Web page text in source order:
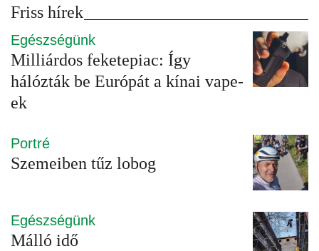
Friss hírek
Egészségünk
Milliárdos feketepiac: Így
hálózták be Európát a kínai vape-
ek
Portré
Szemeiben tűz lobog
Egészségünk
Málló idő